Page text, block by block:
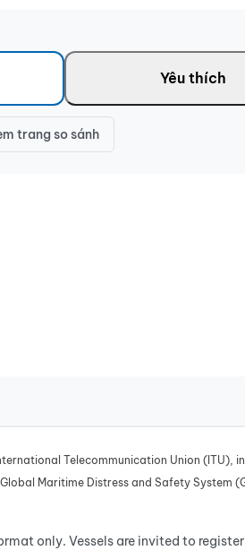
Yêu thích
trang so sánh
Telecommunication Union (ITU),
Maritime Distress and Safety System
only. Vessels are invited to